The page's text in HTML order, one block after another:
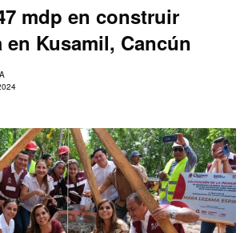
mdp en construir
Kusamil, Cancún